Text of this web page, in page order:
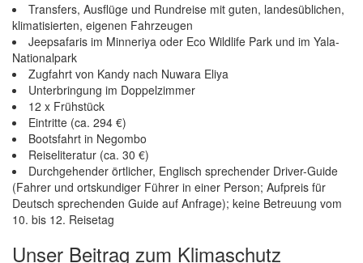
Transfers, Ausflüge und Rundreise mit guten, landesüblichen,
klimatisierten, eigenen Fahrzeugen
Jeepsafaris im Minneriya oder Eco Wildlife Park und im Yala-
Nationalpark
Zugfahrt von Kandy nach Nuwara Eliya
Unterbringung im Doppelzimmer
12 x Frühstück
Eintritte (ca. 294 €)
Bootsfahrt in Negombo
Reiseliteratur (ca. 30 €)
Durchgehender örtlicher, Englisch sprechender Driver-Guide
(Fahrer und ortskundiger Führer in einer Person; Aufpreis für
Deutsch sprechenden Guide auf Anfrage); keine Betreuung vom
10. bis 12. Reisetag
Unser Beitrag zum Klimaschutz